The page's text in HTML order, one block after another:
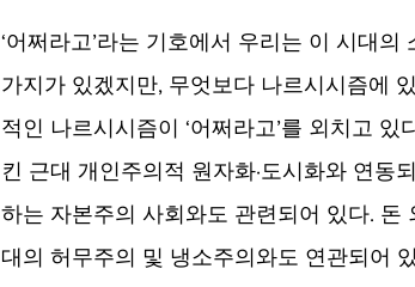
‘어쩌라고’라는 기호에서 우리는 이 시대
가지가 있겠지만, 무엇보다 나르시시즘에
적인 나르시시즘이 ‘어쩌라고’를 외치고
킨 근대 개인주의적 원자화·도시화와 연동
하는 자본주의 사회와도 관련되어 있다. 돈
대의 허무주의 및 냉소주의와도 연관되어